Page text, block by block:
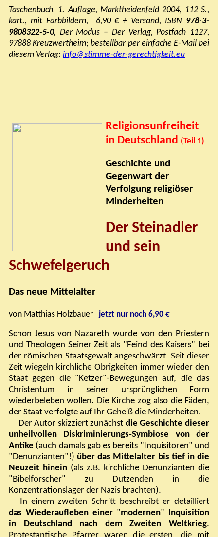
Taschenbuch, 1. Auflage, Marktheidenfeld 2004, 112 S.,
kart., mit Farbbildern, 6,90 € + Versand, ISBN 978-3-
9808322-5-0, Der Modus – Der Verlag, Postfach 1127,
97888 Kreuzwertheim;bestellbar per einfache E-Mail bei
diesem Verlag: info@stimme-der-gerechtigkeit.eu
Religionsunfreiheit
in Deutschland (Teil 1)
Geschichte und
Gegenwart der
Verfolgung religiöser
Minderheiten
Der Steinadler
und sein
Schwefelgeruch
Das neue Mittelalter
von Matthias Holzbauer jetzt nur noch 6,90 €
Schon Jesus von Nazareth wurde von den Priestern
und Theologen Seiner Zeit als "Feind des Kaisers" bei
der römischen Staatsgewalt angeschwärzt. Seit dieser
Zeit wiegeln kirchliche Obrigkeiten immer wieder den
Staat gegen die "Ketzer"-Bewegungen auf, die das
Christentum in seiner ursprünglichen Form
wiederbeleben wollen. Die Kirche zog also die Fäden,
der Staat verfolgte auf Ihr Geheiß die Minderheiten.
Der Autor skizziert zunächst die Geschichte dieser
unheilvollen Diskriminierungs-Symbiose von der
Antike (auch damals gab es bereits "Inquisitoren" und
"Denunzianten"!) über das Mittelalter bis tief in die
Neuzeit hinein (als z.B. kirchliche Denunzianten die
"Bibelforscher" zu Dutzenden in die
Konzentrationslager der Nazis brachten).
In einem zweiten Schritt beschreibt er detailliert
das Wiederaufleben einer "modernen" Inquisition
in Deutschland nach dem Zweiten Weltkrieg.